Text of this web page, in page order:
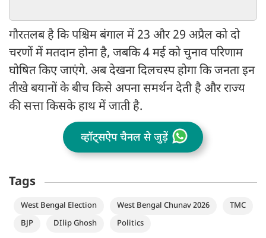
गौरतलब है कि पश्चिम बंगाल में 23 और 29 अप्रैल को दो
चरणों में मतदान होना है, जबकि 4 मई को चुनाव परिणाम
घोषित किए जाएंगे. अब देखना दिलचस्प होगा कि जनता इन
तीखे बयानों के बीच किसे अपना समर्थन देती है और राज्य
की सत्ता किसके हाथ में जाती है.
व्हॉट्सऐप चैनल से जुड़ें
Tags
West Bengal Election West Bengal Chunav 2026
TMC
BJP
DIlip Ghosh Politics